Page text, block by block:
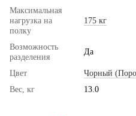
Максимальная
нагрузка на
полку
175 кг
Возможность
разделения
Да
Цвет
Чорный
Вес, кг
13.0